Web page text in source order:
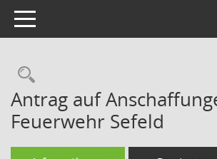
Toggle navigation
Rechercheauswahl
Antrag auf
Feuerwehr Sefeld